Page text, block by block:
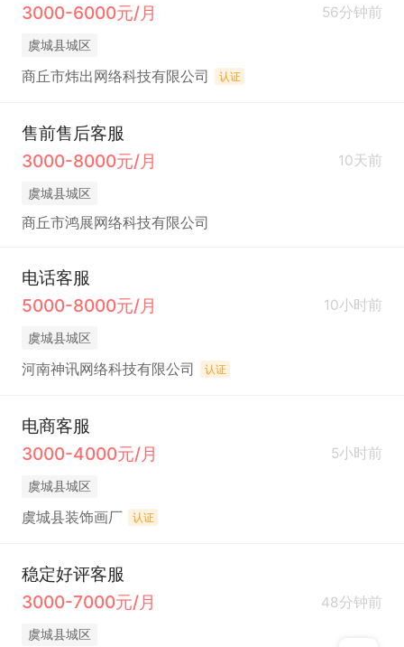
3000-6000元/月
56分钟前
虞城县城区
商丘市炜出网络科技有限公司 认证
售前售后客服
3000-8000元/月
10天前
虞城县城区
商丘市鸿展网络科技有限公司
电话客服
5000-8000元/月
10小时前
虞城县城区
河南神讯网络科技有限公司 认证
电商客服
3000-4000元/月
5小时前
虞城县城区
虞城县装饰画厂 认证
稳定好评客服
3000-7000元/月
48分钟前
虞城县城区